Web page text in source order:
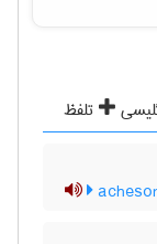
تلفظ